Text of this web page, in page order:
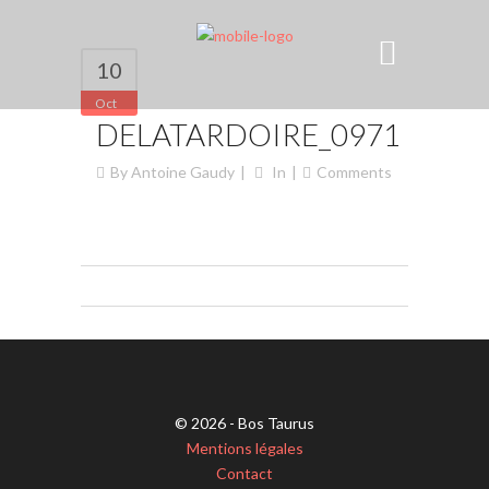
10
Oct
DELATARDOIRE_0971
ByAntoine Gaudy In Comments
© 2026 - Bos Taurus
Mentions légales
Contact